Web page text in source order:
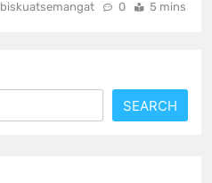
0 5 mins
SEARCH